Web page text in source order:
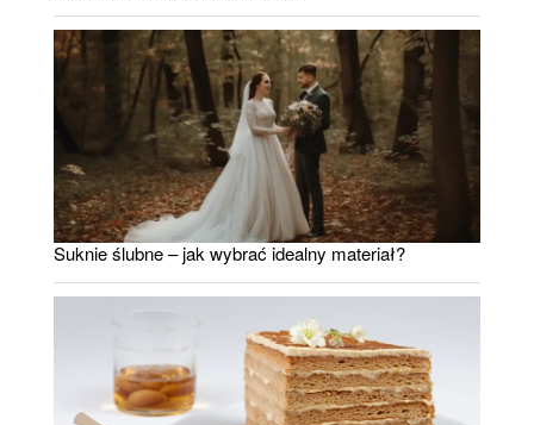
Suknie ślubne – jak wybrać idealny materiał?